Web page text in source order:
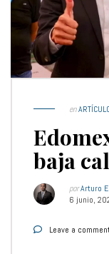
en
baja
porArturo
6 junio,
Leave a